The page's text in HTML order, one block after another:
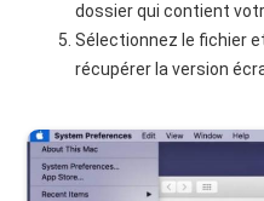
dossier qui contient
Sélectionnez le fichier
récupérer la version